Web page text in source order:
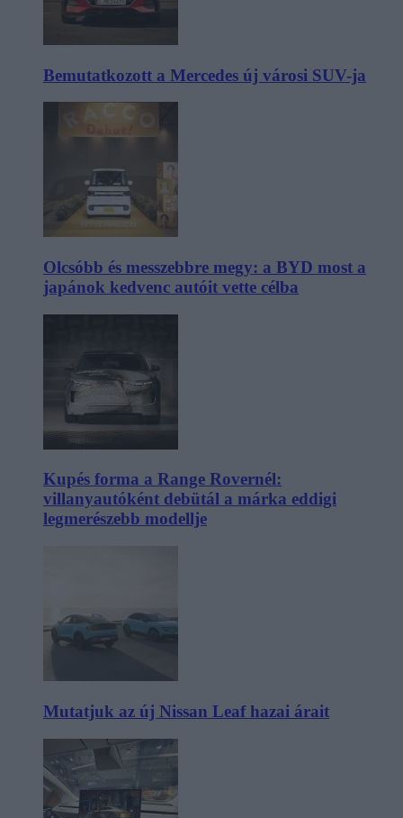
Bemutatkozott a Mercedes új városi SUV-ja
Olcsóbb és messzebbre megy: a BYD most a
japánok kedvenc autóit vette célba
Kupés forma a Range Rovernél:
villanyautóként debütál a márka eddigi
legmerészebb modellje
Mutatjuk az új Nissan Leaf hazai árait